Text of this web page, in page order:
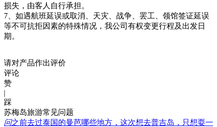
损失，由客人自行承担。
7、如遇航班延误或取消、天灾、战争、罢工、领馆签证延误
等不可抗拒因素的特殊情况，我公司有权变更行程及出发日
期。
请对产品作出评价
评论
赞
|
踩
苏梅岛旅游常见问题
问之前去过泰国的曼芭哪些地方，这次想去普吉岛，只想耍一